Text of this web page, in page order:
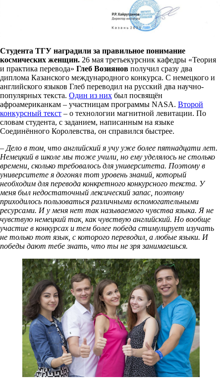
Студента ТГУ наградили за правильное понимание
космических женщин. 26 мая третьекурсник кафедры «Теория
и практика перевода» Глеб Возиянов получил сразу два
диплома Казанского международного конкурса. С немецкого и
английского языков Глеб переводил на русский два научно-
популярных текста. Один из них был посвящён
афроамериканкам – участницам программы NASA. Второй
конкурсный текст – о технологии магнитной левитации. По
словам студента, с заданием, написанным на языке
Соединённого Королевства, он справился быстрее.
– Дело в том, что английский я учу уже более пятнадцати лет.
Немецкий в школе мы тоже учили, но ему уделялось не столько
времени, сколько требовалось для университета. Поэтому в
университете я догонял тот уровень знаний, который
необходим для перевода конкретного конкурсного текста. У
меня был недостаточный лексический запас, поэтому
приходилось пользоваться различными вспомогательными
ресурсами. И у меня нет так называемого чувства языка. Я не
чувствую немецкий так, как чувствую английский. Но вообще
участие в конкурсах и тем более победа стимулирует изучать
не только тот язык, с которого переводил, а любые языки. И
победы дают тебе знать, что ты не зря занимаешься.